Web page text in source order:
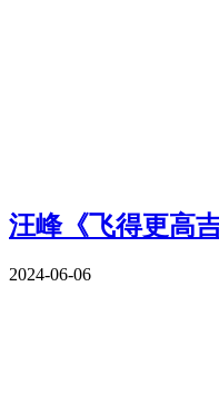
汪峰《飞得更高
2024-06-06